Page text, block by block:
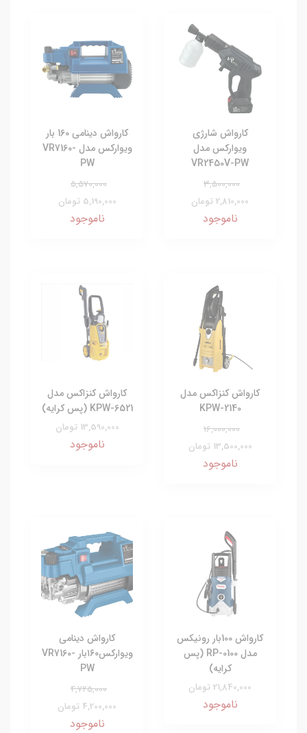
کارواش شارژی
ویوارکس مدل
VR2450V-PW
3,500,000
2,810,000 تومان
ناموجود
کارواش دینامی 160 بار
ویوارکس مدل VR7160-
PW
5,570,000
5,190,000 تومان
ناموجود
کارواش کنزاکس مدل
KPW-2140
16,000,000
13,500,000 تومان
ناموجود
کارواش کنزاکس مدل
KPW-6521 (پس کرایه)
13,590,000 تومان
ناموجود
کارواش 100بار رونیکس
مدل RP-0100 (پس
کرایه)
21,840,000 تومان
ناموجود
کارواش دینامی
ویوارکس۱۶۰بار VR7160-
PW
4,725,000
4,200,000 تومان
ناموجود